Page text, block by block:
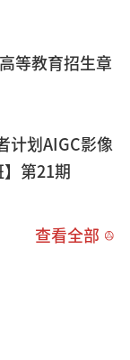
等教育招生章
计划AIGC影像
第21期
查看全部